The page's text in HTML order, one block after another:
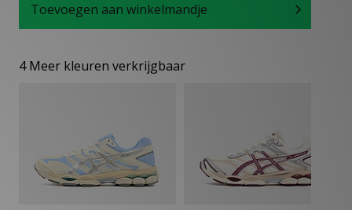
Toevoegen aan winkelmandje
4 Meer kleuren verkrijgbaar